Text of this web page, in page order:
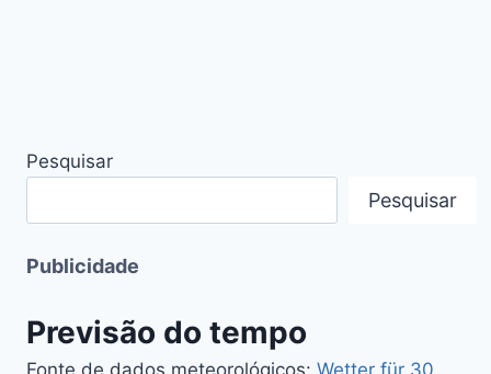
Pesquisar
Pesquisar
Publicidade
Previsão do tempo
Fonte de dados meteorológicos: Wetter für 30